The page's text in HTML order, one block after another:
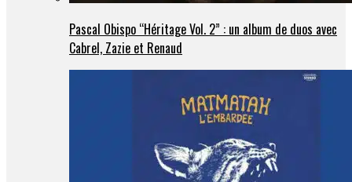
Pascal Obispo “Héritage Vol. 2” : un album de duos avec
Cabrel, Zazie et Renaud